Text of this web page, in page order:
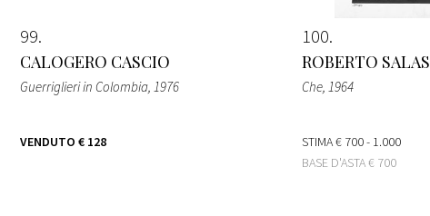
99
CALOGERO CASCIO
Guerriglieri in Colombia, 1976
VENDUTO € 128
100
ROBERTO SALAS
Che, 1964
STIMA€ 700 - 1.000
BASE D'ASTA€ 700